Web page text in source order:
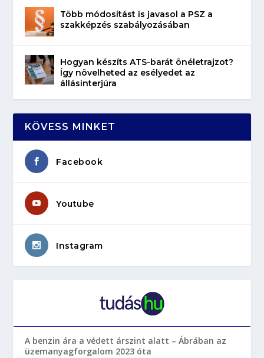
Több módosítást is javasol a PSZ a
szakképzés szabályozásában
Hogyan készíts ATS-barát önéletrajzot?
Így növelheted az esélyedet az
állásinterjúra
KÖVESS MINKET
Facebook
Youtube
Instagram
A benzin ára a védett árszint alatt – Ábrában az
üzemanyagforgalom 2023 óta